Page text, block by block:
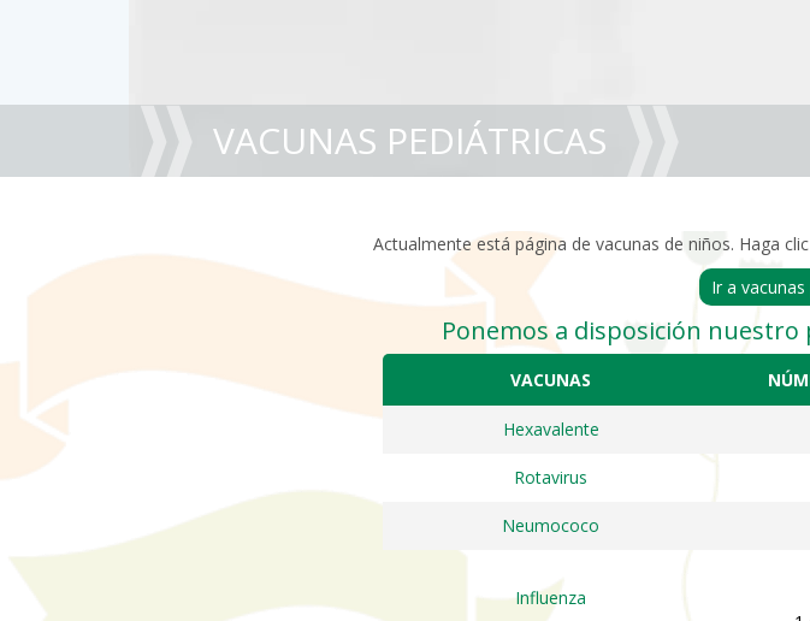
VACUNAS PEDIÁTRICAS
Actualmente está página de vacunas de niños. Haga
Ir a
Ponemos a disposición
VACUNAS
Hexavalente
Rotavirus
Neumococo
Influenza